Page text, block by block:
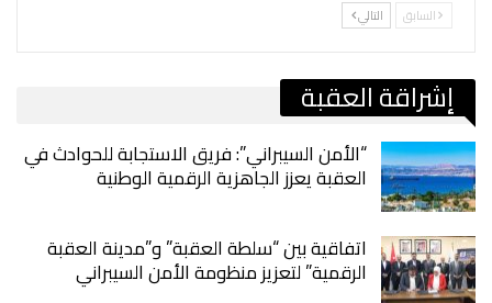
السابق التالي
إشراقة العقبة
“الأمن السيبراني”: فريق الاستجابة للحوادث في
العقبة يعزز الجاهزية الرقمية الوطنية
اتفاقية بين “سلطة العقبة” و”مدينة العقبة
الرقمية” لتعزيز منظومة الأمن السيبراني